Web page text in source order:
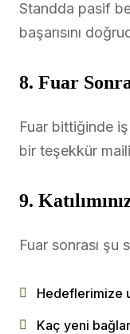
Standda pasif
başarısını
8. Fuar
Fuar bittiğinde
bir teşekkür
9.
Fuar sonrası şu
Hedeflerimize
Kaç yeni